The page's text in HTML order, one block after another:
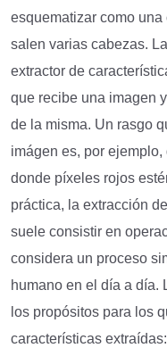
esquematizar como
salen varias cabezas.
extractor de
que recibe una imagen
de la misma. Un rasgo
imágen es, por
donde píxeles rojos
práctica, la extracción
suele consistir en
considera un proceso
humano en el día a día.
los propósitos para los
características